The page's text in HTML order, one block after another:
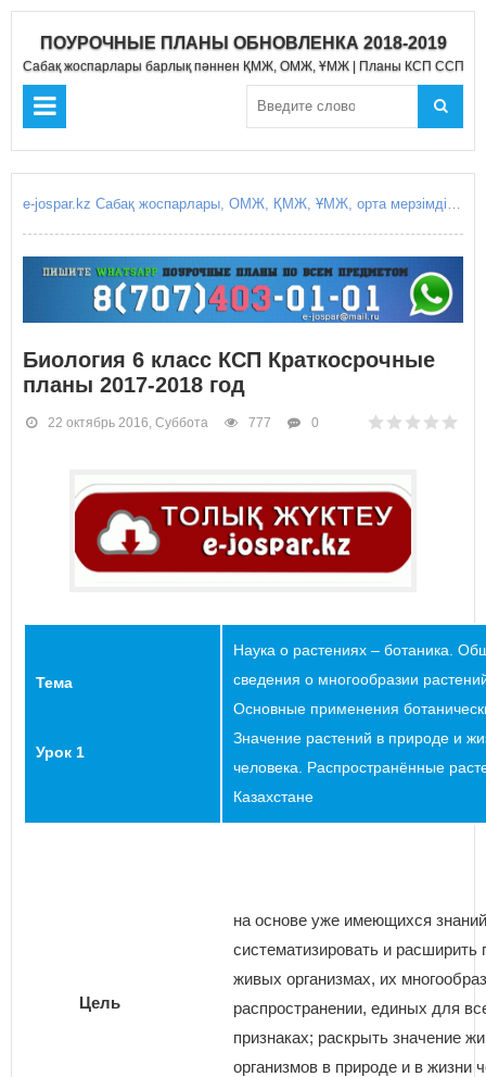
ПОУРОЧНЫЕ ПЛАНЫ ОБНОВЛЕНКА 2018-2019
Сабақ жоспарлары барлық пәннен ҚМЖ, ОМЖ, ҰМЖ | Планы КСП ССП
e-jospar.kz Сабақ жоспарлары, ОМЖ, ҚМЖ, ҰМЖ, орта мерзімді жоспарлары, қысқа мерзімді жоспарлары, күнделікті сабақ жоспарлары, Поурочные планы, КСП, ССП, среднесрочное планирование, краткосрочные планирование, краткосрочный план, среднесрочный план, поурочные планы уроков, ежоспар.кз, ejospar.kz
Биология 6 класс КСП Краткосрочные
планы 2017-2018 год
22 октябрь 2016, Суббота 777 0
Тема
Урок 1
Наука о растениях – ботаника.
сведения о многообразии
Основные применения
Значение растений в природе и
человека. Распространённые
Казахстане
Цель
на основе уже имеющихся знаний
систематизировать и расширить
живых организмах, их
распространении, единых для
признаках; раскрыть значение
организмов в природе и в жизни